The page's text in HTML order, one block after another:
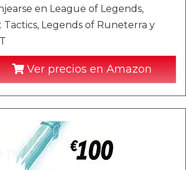
en League of Legends,
Legends of Runeterra y
Ver precios en Amazon